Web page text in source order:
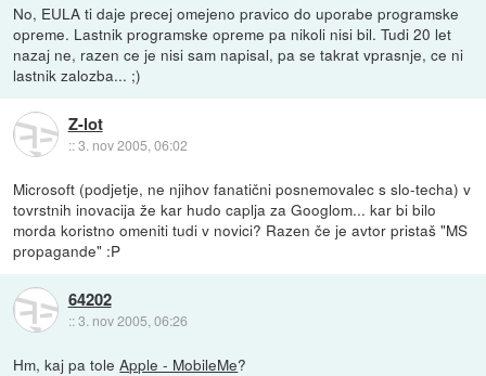
No, EULA ti daje precej omejeno pravico do uporabe programske
opreme. Lastnik programske opreme pa nikoli nisi bil. Tudi 20 let
nazaj ne, razen ce je nisi sam napisal, pa se takrat vprasnje, ce ni
lastnik zalozba... ;)
Z-lot
::3. nov 2005, 06:02
Microsoft (podjetje, ne njihov fanatični posnemovalec s slo-techa) v
tovrstnih inovacija že kar hudo caplja za Googlom... kar bi bilo
morda koristno omeniti tudi v novici? Razen če je avtor pristaš "MS
propagande" :P
64202
::3. nov 2005, 06:26
Hm, kaj pa toleApple - MobileMe?